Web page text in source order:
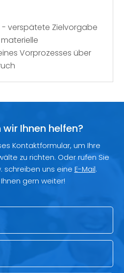
verspätete Zielvorgabe
Vorprozesses über
Ihnen helfen?
Kontaktformular, um Ihre
zu richten. Oder rufen Sie
schreiben uns eine E-Mail.
gern weiter!